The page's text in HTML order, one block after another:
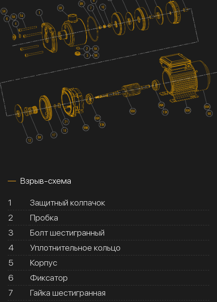
Взрыв-схема
1
Защитный колпачок
2
Пробка
3
Болт шестигранный
4
Уплотнительное кольцо
5
Корпус
6
Фиксатор
7
Гайка шестигранная